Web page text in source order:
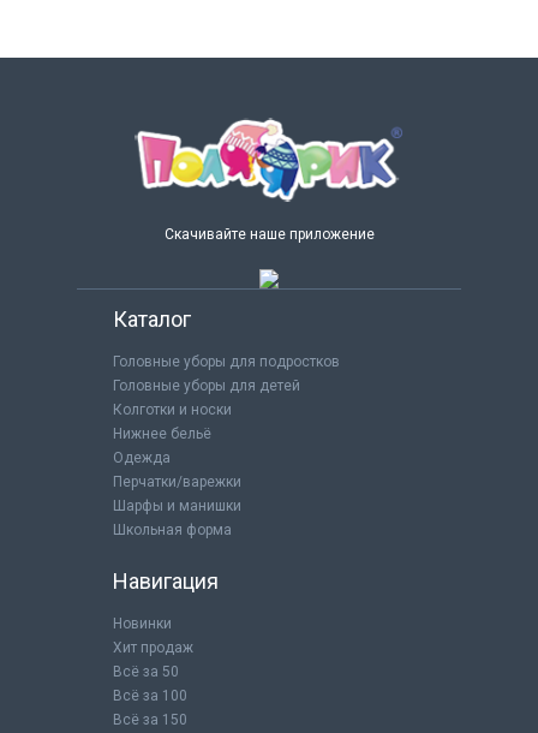
Скачивайте наше приложение
Каталог
Головные уборы для подростков
Головные уборы для детей
Колготки и носки
Нижнее бельё
Одежда
Перчатки/варежки
Шарфы и манишки
Школьная форма
Навигация
Новинки
Хит продаж
Всё за 50
Всё за 100
Всё за 150